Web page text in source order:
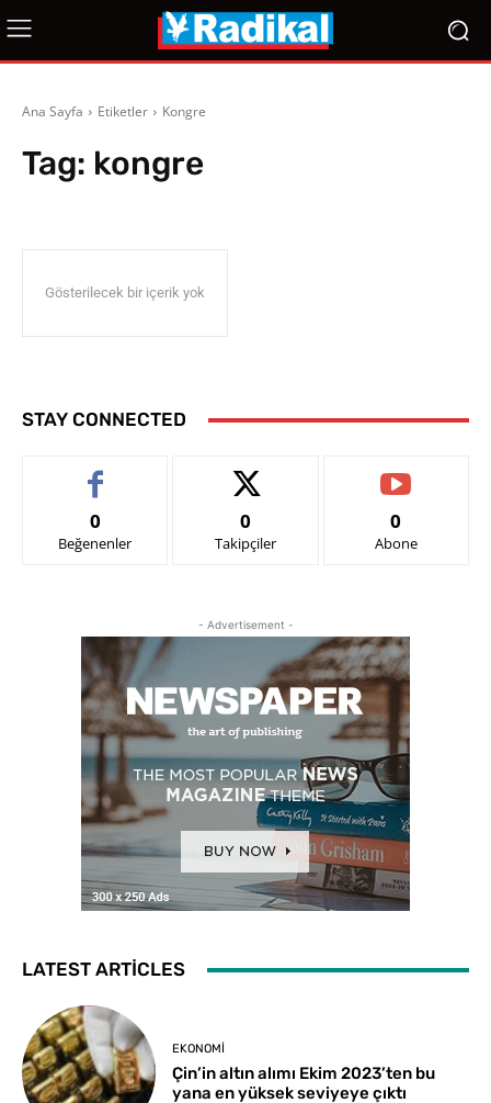
Ana Sayfa Etiketler Kongre
Tag: kongre
Gösterilecek bir içerik yok
STAY CONNECTED
0
Beğenenler
0
Takipçiler
0
Abone
- Advertisement -
LATEST ARTICLES
EKONOMI
Çin’in altın alımı Ekim 2023’ten bu
yana en yüksek seviyeye çıktı